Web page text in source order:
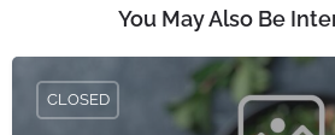
You May Also Be
CLOSED